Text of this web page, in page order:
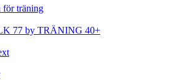
för träning
77 by TRÄNING 40+